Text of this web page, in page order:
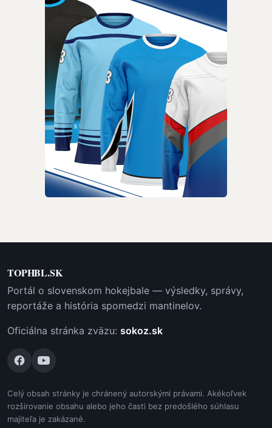
TOPHBL.SK
Portál o slovenskom hokejbale — výsledky, správy,
reportáže a história spomedzi mantinelov.
Oficiálna stránka zväzu: sokoz.sk
Celý obsah stránky je chránený autorskými právami. Akékoľvek
rozširovanie obsahu alebo jeho časti bez predošlého súhlasu
majiteľa je zakázané.